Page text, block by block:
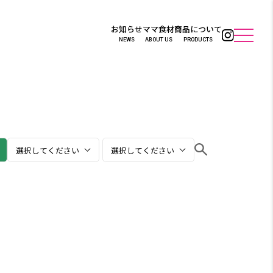
お知らせ
NEWS
ママ食材
ABOUT US
商品について
PRODUCTS